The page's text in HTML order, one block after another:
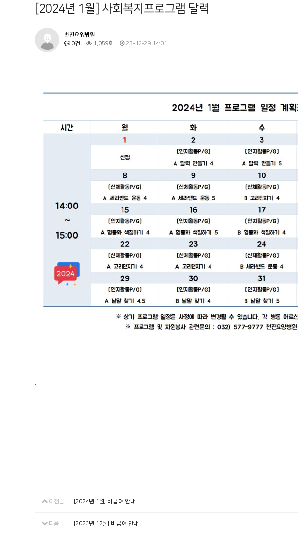
이용안내
커뮤니티
기타
물리치료
[2024년 1월] 사회복지프로그램 달력
천진요양병원
0건
1,059회 23-12-29 14:01
이전글 [2024년 1월] 비급여 안내
다음글 [2023년 12월] 비급여 안내